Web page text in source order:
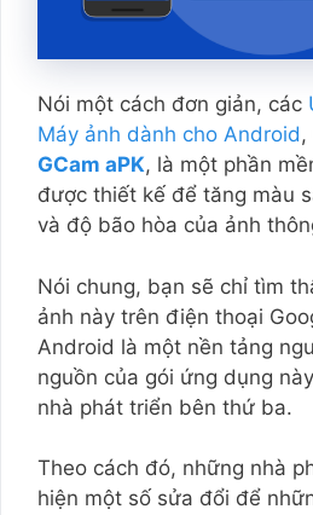
Nói một cách đơn giản, các
Máy ảnh dành cho Android,
GCam aPK, là một phần
được thiết kế để tăng màu
và độ bão hòa của ảnh
Nói chung, bạn sẽ chỉ tìm
ảnh này trên điện thoại
Android là một nền tảng
nguồn của gói ứng dụng
nhà phát triển bên thứ ba.
Theo cách đó, những nhà
hiện một số sửa đổi để